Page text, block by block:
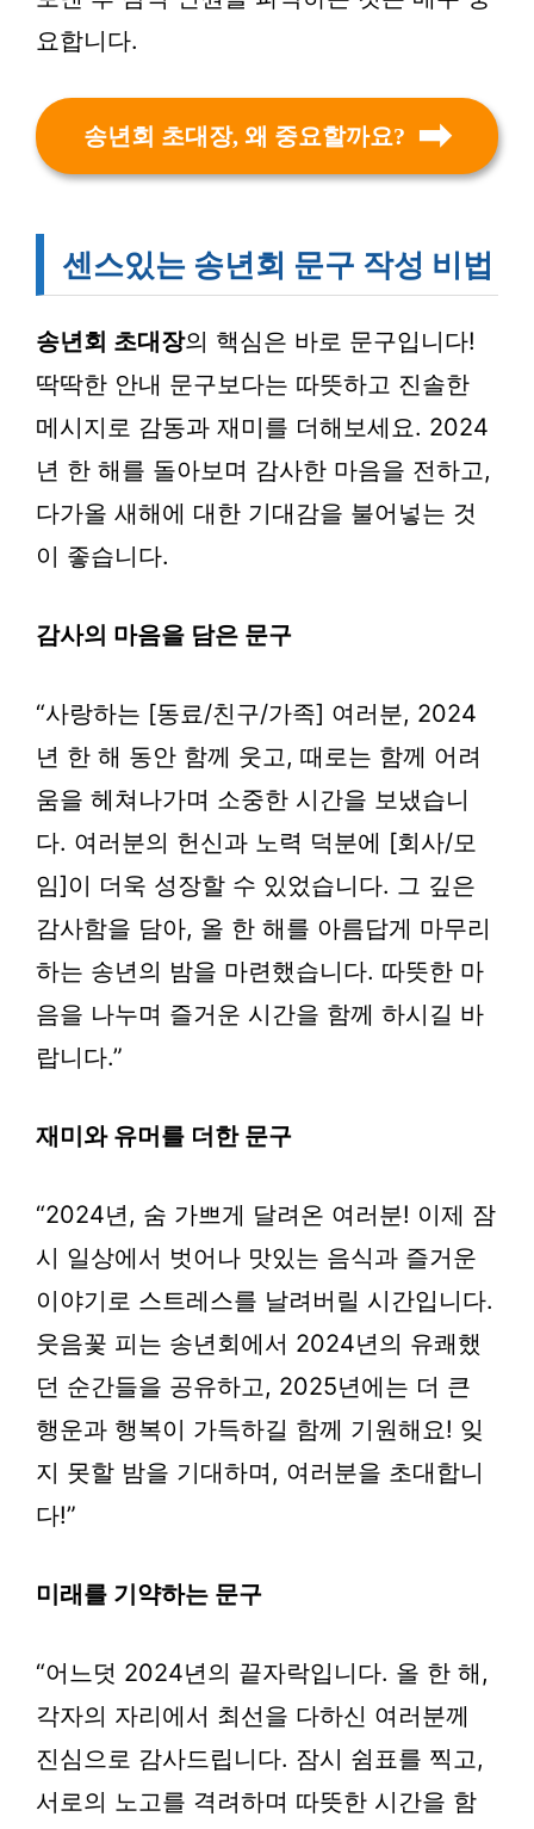
요합니다.
송년회 초대장, 왜 중요할까요?
센스있는 송년회 문구 작성 비법
송년회 초대장의 핵심은 바로 문구입니다!
딱딱한 안내 문구보다는 따뜻하고 진솔한
메시지로 감동과 재미를 더해보세요. 2024
년 한 해를 돌아보며 감사한 마음을 전하고,
다가올 새해에 대한 기대감을 불어넣는 것
이 좋습니다.
감사의 마음을 담은 문구
“사랑하는 [동료/친구/가족] 여러분, 2024
년 한 해 동안 함께 웃고, 때로는 함께 어려
움을 헤쳐나가며 소중한 시간을 보냈습니
다. 여러분의 헌신과 노력 덕분에 [회사/모
임]이 더욱 성장할 수 있었습니다. 그 깊은
감사함을 담아, 올 한 해를 아름답게 마무리
하는 송년의 밤을 마련했습니다. 따뜻한 마
음을 나누며 즐거운 시간을 함께 하시길 바
랍니다.”
재미와 유머를 더한 문구
“2024년, 숨 가쁘게 달려온 여러분! 이제 잠
시 일상에서 벗어나 맛있는 음식과 즐거운
이야기로 스트레스를 날려버릴 시간입니다.
웃음꽃 피는 송년회에서 2024년의 유쾌했
던 순간들을 공유하고, 2025년에는 더 큰
행운과 행복이 가득하길 함께 기원해요! 잊
지 못할 밤을 기대하며, 여러분을 초대합니
다!”
미래를 기약하는 문구
“어느덧 2024년의 끝자락입니다. 올 한 해,
각자의 자리에서 최선을 다하신 여러분께
진심으로 감사드립니다. 잠시 쉼표를 찍고,
서로의 노고를 격려하며 따뜻한 시간을 함